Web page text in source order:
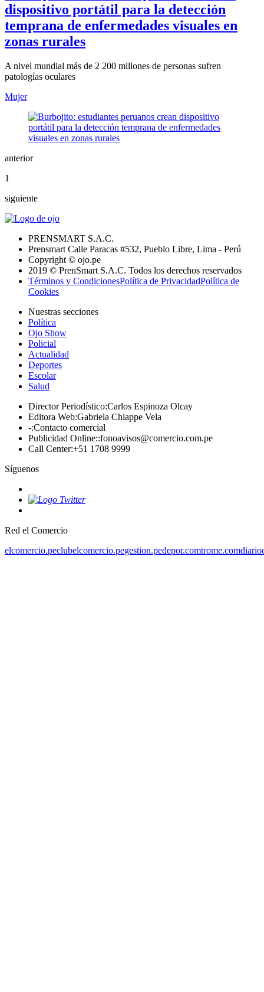
dispositivo portátil para la detección
temprana de enfermedades visuales en
zonas rurales
A nivel mundial más de 2 200 millones de personas sufren
patologías oculares
Mujer
anterior
1
siguiente
PRENSMART S.A.C.
Prensmart Calle Paracas #532, Pueblo Libre, Lima - Perú
Copyright © ojo.pe
2019 © PrenSmart S.A.C. Todos los derechos reservados
Términos y CondicionesPolítica de PrivacidadPolítica de
Cookies
Nuestras secciones
Política
Ojo Show
Policial
Actualidad
Deportes
Escolar
Salud
Director Periodístico:Carlos Espinoza Olcay
Editora Web:Gabriela Chiappe Vela
-:Contacto comercial
Publicidad Online::fonoavisos@comercio.com.pe
Call Center:+51 1708 9999
Síguenos
Red el Comercio
elcomercio.peclubelcomercio.pegestion.pedepor.comtrome.com